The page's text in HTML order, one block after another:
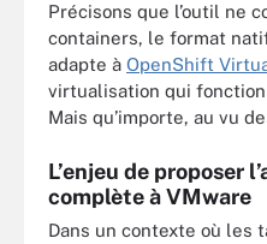
Précisons que l’outil ne
containers, le format
adapte à OpenShift
virtualisation qui
Mais qu’importe, au vu
L’enjeu de proposer
complète à VMware
Dans un contexte où les